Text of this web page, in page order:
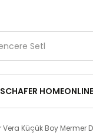
SCHAFER HOME
Vera Küçük Boy Mermer
1 Parça-